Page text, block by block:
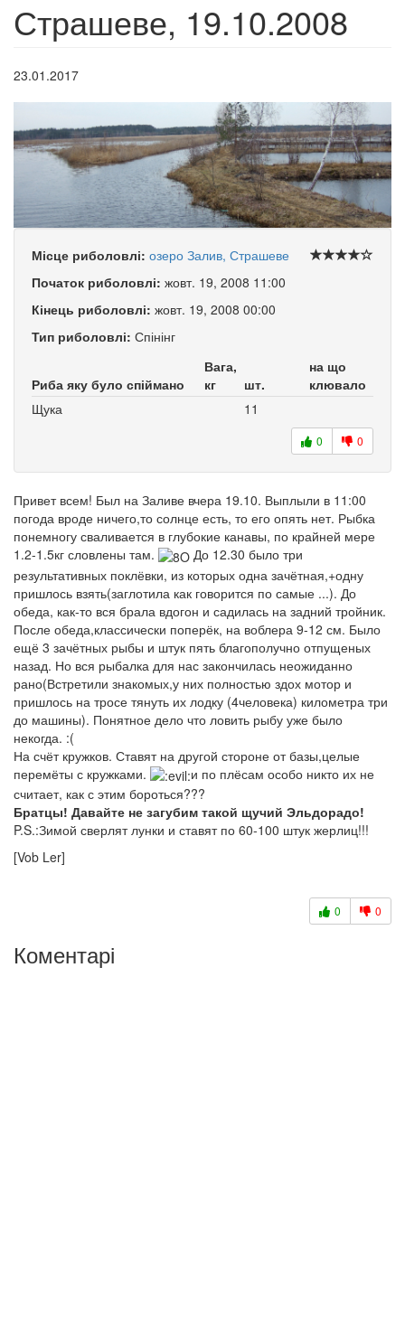
Страшеве, 19.10.2008
23.01.2017
Місце риболовлі: озеро Залив, Страшеве
Початок риболовлі: жовт. 19, 2008 11:00
Кінець риболовлі: жовт. 19, 2008 00:00
Тип риболовлі: Спінінг
Риба яку було спіймано
Вага,
кг
шт.
на що
клювало
Щука
11
0 0
Привет всем! Был на Заливе вчера 19.10. Выплыли в 11:00
погода вроде ничего,то солнце есть, то его опять нет. Рыбка
понемногу сваливается в глубокие канавы, по крайней мере
1.2-1.5кг словлены там.
До 12.30 было три
результативных поклёвки, из которых одна зачётная,+одну
пришлось взять(заглотила как говорится по самые ...). До
обеда, как-то вся брала вдогон и садилась на задний тройник.
После обеда,классически поперёк, на воблера 9-12 см. Было
ещё 3 зачётных рыбы и штук пять благополучно отпущеных
назад. Но вся рыбалка для нас закончилась неожиданно
рано(Встретили знакомых,у них полностью здох мотор и
пришлось на тросе тянуть их лодку (4человека) километра три
до машины). Понятное дело что ловить рыбу уже было
некогда. :(
На счёт кружков. Ставят на другой стороне от базы,целые
перемёты с кружками.
и по плёсам особо никто их не
считает, как с этим бороться???
Братцы! Давайте не загубим такой щучий Эльдорадо!
P.S.:Зимой сверлят лунки и ставят по 60-100 штук жерлиц!!!
[Vob Ler]
0 0
Коментарі